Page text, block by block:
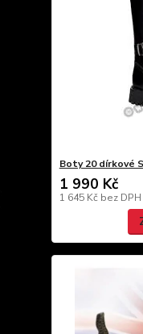
Boty 20 dírkové
1 990 Kč
1 645 Kč bez DPH